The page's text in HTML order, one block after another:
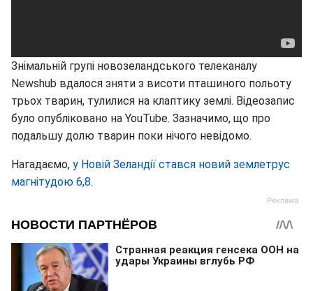
Знімальній групі новозеландського телеканалу
Newshub вдалося зняти з висоти пташиного польоту
трьох тварин, тулилися на клаптику землі. Відеозапис
було опубліковано на YouTube. Зазначимо, що про
подальшу долю тварин поки нічого невідомо.
Нагадаємо, у Новій Зеландії стався новий землетрус
магнітудою 6,8.